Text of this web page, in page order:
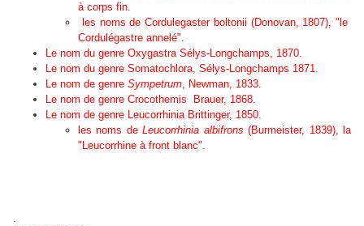
à corps fin.
les noms de Cordulegaster boltonii (Donovan, 1807), "le
Cordulégastre annelé".
Le nom du genre OxygastraSélys-Longchamps, 1870.
Le nom du genre Somatochlora, Sélys-Longchamps 1871.
Le nom de genre Sympetrum, Newman, 1833.
Le nom de genre Crocothemis
Brauer, 1868.
Le nom de genre LeucorrhiniaBrittinger, 1850.
les noms deLeucorrhinia albifrons (Burmeister, 1839), la
"Leucorrhine à front blanc".
.